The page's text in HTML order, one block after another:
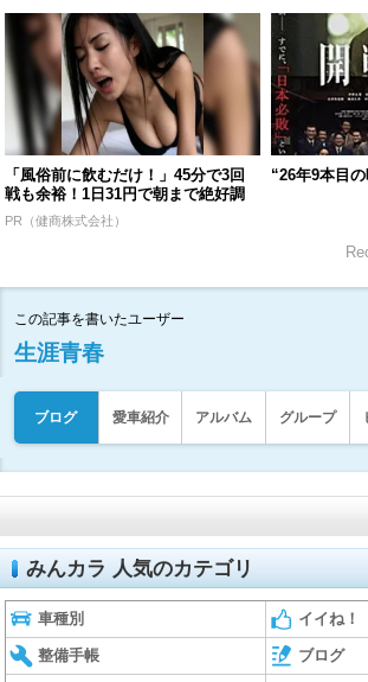
「風俗前に飲むだけ！」45分で3回
戦も余裕！1日31円で朝まで絶好調
PR（健商株式会社）
“26年9本目
この記事を書いたユーザー
生涯青春
ブログ 愛車紹介 アルバム グループ
みんカラ 人気のカテゴリ
車種別 イイね！
整備手帳 ブログ